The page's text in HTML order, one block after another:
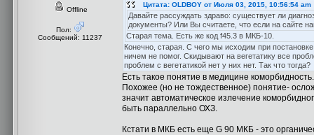
Offline
Пол:
Сообщений: 11237
Цитата: OLDBOY от Июля 03, 2015, 10:56:54 am
Давайте рассуждать здраво: существует ли
документы? Или Вы считаете, что если на сайте
Старая тема. Есть же код f45.3 в МКБ-10.
Конечно, старая. С чего мы исходим при
ничем не помог. Скидывают на вегетатику все
проблем с вегетатикой нет у них нет. Так что тогда?
Есть такое понятие в медицине
Похожее (но не тождественное) понятие-
значит автоматическое излечение
быть параллельно ОХЗ.
Кстати в МКБ есть еще G 90 МКБ - это